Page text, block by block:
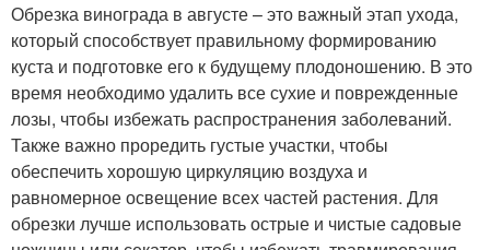
Обрезка винограда в августе – это важный этап ухода,
который способствует правильному формированию
куста и подготовке его к будущему плодоношению. В это
время необходимо удалить все сухие и поврежденные
лозы, чтобы избежать распространения заболеваний.
Также важно проредить густые участки, чтобы
обеспечить хорошую циркуляцию воздуха и
равномерное освещение всех частей растения. Для
обрезки лучше использовать острые и чистые садовые